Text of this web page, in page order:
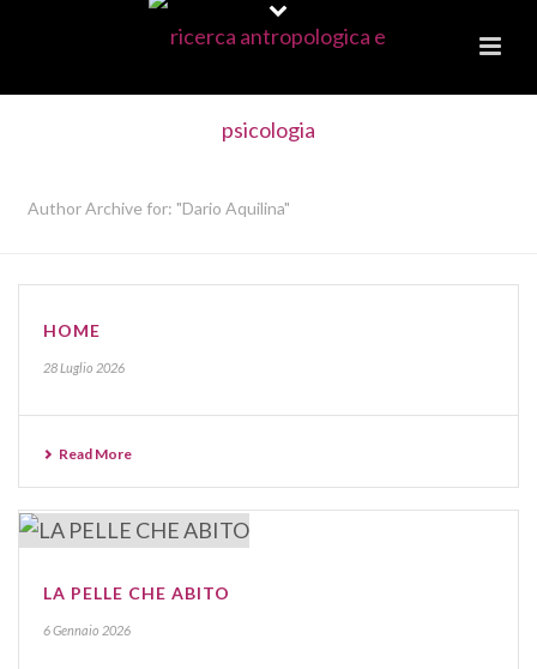
Author Archive for: "Dario Aquilina"
HOME
28 Luglio 2026
Read More
LA PELLE CHE ABITO
6 Gennaio 2026